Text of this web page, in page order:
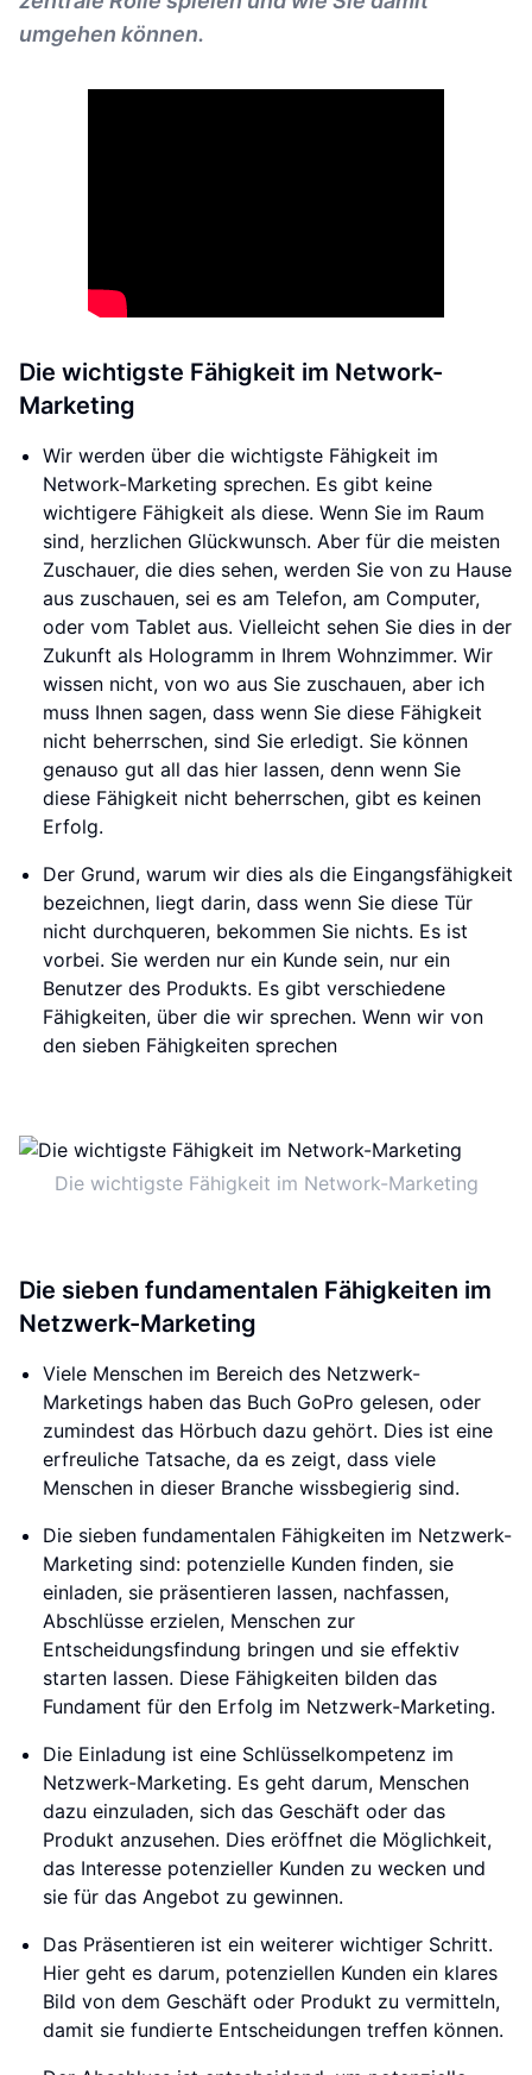
umgehen können.
Die wichtigste Fähigkeit im Network-
Marketing
Wir werden über die wichtigste Fähigkeit im
Network-Marketing sprechen. Es gibt keine
wichtigere Fähigkeit als diese. Wenn Sie im Raum
sind, herzlichen Glückwunsch. Aber für die meisten
Zuschauer, die dies sehen, werden Sie von zu Hause
aus zuschauen, sei es am Telefon, am Computer,
oder vom Tablet aus. Vielleicht sehen Sie dies in der
Zukunft als Hologramm in Ihrem Wohnzimmer. Wir
wissen nicht, von wo aus Sie zuschauen, aber ich
muss Ihnen sagen, dass wenn Sie diese Fähigkeit
nicht beherrschen, sind Sie erledigt. Sie können
genauso gut all das hier lassen, denn wenn Sie
diese Fähigkeit nicht beherrschen, gibt es keinen
Erfolg.
Der Grund, warum wir dies als die Eingangsfähigkeit
bezeichnen, liegt darin, dass wenn Sie diese Tür
nicht durchqueren, bekommen Sie nichts. Es ist
vorbei. Sie werden nur ein Kunde sein, nur ein
Benutzer des Produkts. Es gibt verschiedene
Fähigkeiten, über die wir sprechen. Wenn wir von
den sieben Fähigkeiten sprechen
Die wichtigste Fähigkeit im Network-Marketing
Die sieben fundamentalen Fähigkeiten im
Netzwerk-Marketing
Viele Menschen im Bereich des Netzwerk-
Marketings haben das Buch GoPro gelesen, oder
zumindest das Hörbuch dazu gehört. Dies ist eine
erfreuliche Tatsache, da es zeigt, dass viele
Menschen in dieser Branche wissbegierig sind.
Die sieben fundamentalen Fähigkeiten im Netzwerk-
Marketing sind: potenzielle Kunden finden, sie
einladen, sie präsentieren lassen, nachfassen,
Abschlüsse erzielen, Menschen zur
Entscheidungsfindung bringen und sie effektiv
starten lassen. Diese Fähigkeiten bilden das
Fundament für den Erfolg im Netzwerk-Marketing.
Die Einladung ist eine Schlüsselkompetenz im
Netzwerk-Marketing. Es geht darum, Menschen
dazu einzuladen, sich das Geschäft oder das
Produkt anzusehen. Dies eröffnet die Möglichkeit,
das Interesse potenzieller Kunden zu wecken und
sie für das Angebot zu gewinnen.
Das Präsentieren ist ein weiterer wichtiger Schritt.
Hier geht es darum, potenziellen Kunden ein klares
Bild von dem Geschäft oder Produkt zu vermitteln,
damit sie fundierte Entscheidungen treffen können.